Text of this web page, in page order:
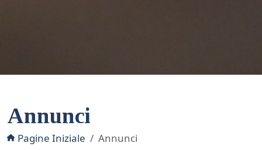
Annunci
Pagine Iniziale Annunci